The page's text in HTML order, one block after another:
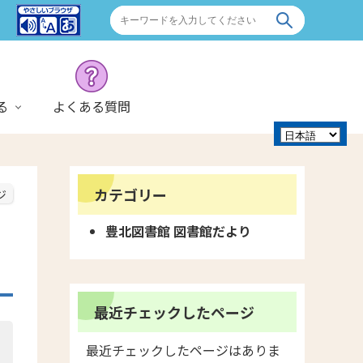
よくある質問
カテゴリー
豊北図書館 図書館だより
最近チェックしたページ
最近チェックしたページはありま